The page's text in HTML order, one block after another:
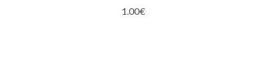
1.00€